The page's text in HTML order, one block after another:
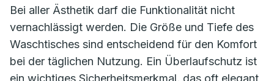
Bei aller Ästhetik darf die Funktionalität nicht
vernachlässigt werden. Die Größe und Tiefe des
Waschtisches sind entscheidend für den Komfort
bei der täglichen Nutzung. Ein Überlaufschutz ist
ein wichtiges Sicherheitsmerkmal, das oft elegant